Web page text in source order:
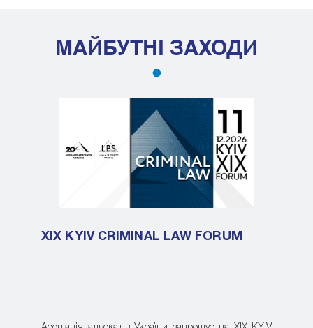
МАЙБУТНІ ЗАХОДИ
XIX KYIV CRIMINAL LAW FORUM